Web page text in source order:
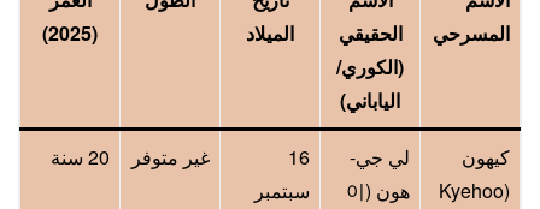
المسرحي
الحقيقي
(الكوري/
الياباني)
الميلاد
(2025)
كيهون
(Kyehoo
لي جي-
هون (이
16
سبتمبر
غير متوفر 20 سنة